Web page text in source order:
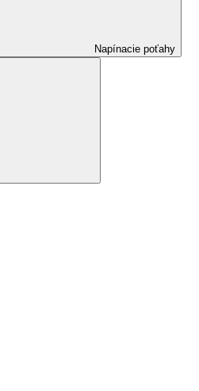
Napínacie poťahy